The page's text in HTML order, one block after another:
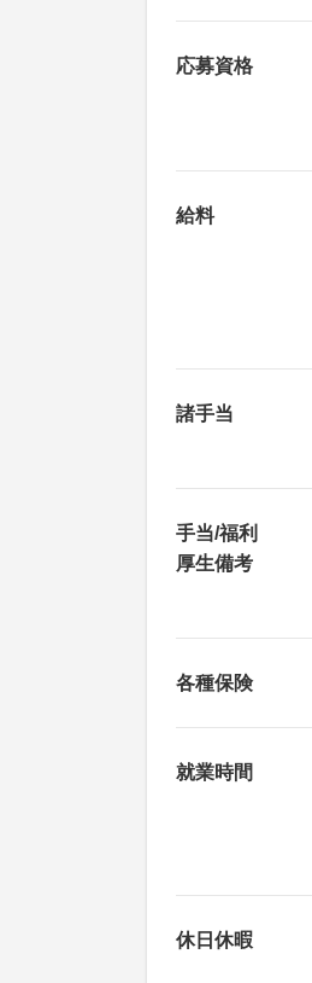
応募資格
給料
諸手当
手当/福利
厚生備考
各種保険
就業時間
休日休暇